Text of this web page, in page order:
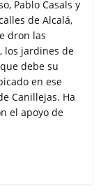
Pablo Casals y
de Alcalá,
dron las
los jardines de
debe su
en ese
Canillejas. Ha
el apoyo de